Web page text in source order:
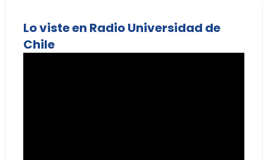
Lo viste en Radio Universidad de
Chile